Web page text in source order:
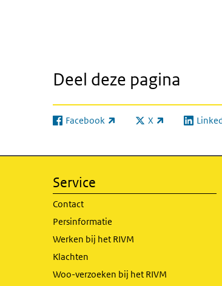
Deel deze pagina
Facebook
(externe link) X
(externe link)(externe
Service
Contact
Persinformatie
Werken bij het RIVM
Klachten
Woo-verzoeken bij het RIVM